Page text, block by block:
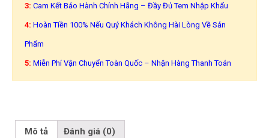
3: Cam Kết Bảo Hành Chính Hãng – Đầy Đủ Tem Nhập Khẩu
4: Hoàn Tiền 100% Nếu Quý Khách Không Hài Lòng Về Sản
Phẩm
5: Miễn Phí Vận Chuyển Toàn Quốc – Nhận Hàng Thanh Toán
Mô tả Đánh giá (0)